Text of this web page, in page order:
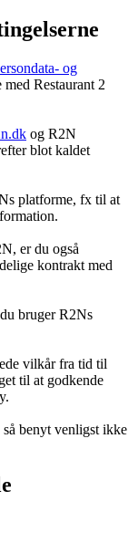
og
Restaurant 2
og R2N
blot kaldet
platforme, fx til at
er du også
kontrakt med
bruger R2Ns
vilkår fra tid til
til at godkende
benyt venligst ikke